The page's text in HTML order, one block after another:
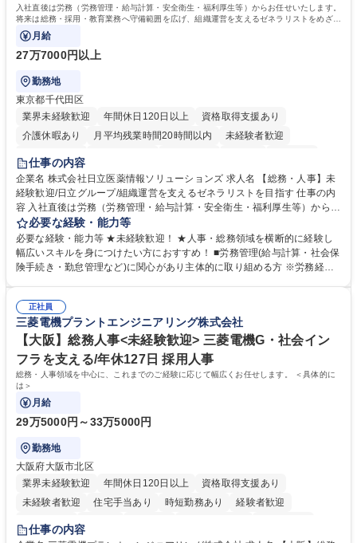
入社直後は労務（労務管理・給与計算・安全衛生・福利厚生等）からお任せいたします。
将来は総務・採用・教育業務へ守備範囲を広げ、組織運営を支えるゼネラリストをめざせ
ます。
月給
27万7000円以上
勤務地
東京都千代田区
業界未経験歓迎
年間休日120日以上
資格取得支援あり
介護休暇あり
月平均残業時間20時間以内
未経験者歓迎
住宅手当あり
育休あり
完全週休2日制 交通費支給 土日祝休み 寮・社宅あり
仕事の内容
企業名 株式会社日立医薬情報ソリューションズ 求人名 【総務・人事】未
経験歓迎/日立グループ/組織運営を支えるゼネラリストを目指す 仕事の内
容 入社直後は労務（労務管理・給与計算・安全衛生・福利厚生等）からお
任せいたします。将来は総務・採用・教育業務へ守備範囲を広げ、組織運
営を支えるゼネラリストをめざせます。 ・初期業務：労働時間管理、給与
計算、社会保険対応、福利厚生管理、安全衛生、健康経営推進等をお任せ
します。ご経験に応じて、休職者管理など、幅広く経験を積んでいただき
幅広く経験を積みたい意欲がある方に最適な環境です。 募集職種 【総
務・人事】未経験歓迎/日立グループ/組織運営を支えるゼネラリストを目
指す
必要な経験・能力等
必要な経験・能力等 ★未経験歓迎！ ★人事・総務領域を横断的に経験し
幅広いスキルを身につけたい方におすすめ！ ■労務管理(給与計算・社会保
険手続き・勤怠管理など)に関心があり主体的に取り組める方 ※労務経験
のご経験 ■労務管理（給与計算・社会保険手続き・勤怠管理など）の経験
■衛生管理者の資格をお持ちの方 学歴・資格 学歴：大学院 大学 高専 短大
専修学校 高校 語学力： 資格：
正社員
三菱電機プラントエンジニアリング株式会社
【大阪】総務人事<未経験歓迎> 三菱電機G・社会イン
フラを支える/年休127日 採用人事
総務・人事領域を中心に、これまでのご経験に応じて幅広くお任せします。 ＜具体的に
は＞
月給
29万5000円～33万5000円
勤務地
大阪府大阪市北区
業界未経験歓迎
年間休日120日以上
資格取得支援あり
未経験者歓迎
住宅手当あり 時短勤務あり
経験者歓迎
退職金あり
駅近5分以内
土日祝休み 服装自由 寮・社宅あり 食事補助あり
仕事の内容